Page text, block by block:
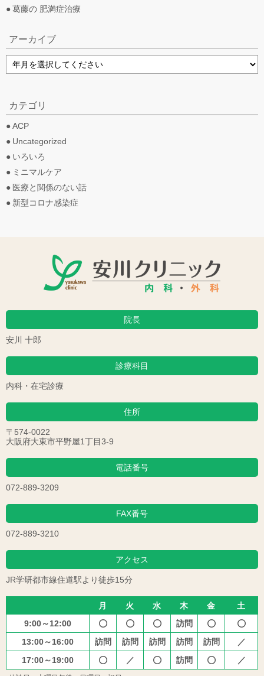
葛藤の 肥満症治療
アーカイブ
カテゴリ
ACP
Uncategorized
いろいろ
ミニマルケア
医療と関係のない話
新型コロナ感染症
院長
安川 十郎
診療科目
内科・在宅診療
住所
〒574-0022
大阪府大東市平野屋1丁目3-9
電話番号
072-889-3209
FAX番号
072-889-3210
アクセス
JR学研都市線住道駅より徒歩15分
月 火 水 木 金
土
9:00～12:00
   訪問  
13:00～16:00 訪問 訪問 訪問 訪問 訪問
／
17:00～19:00
 ／  訪問  ／